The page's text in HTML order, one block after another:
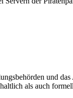
und
als auch